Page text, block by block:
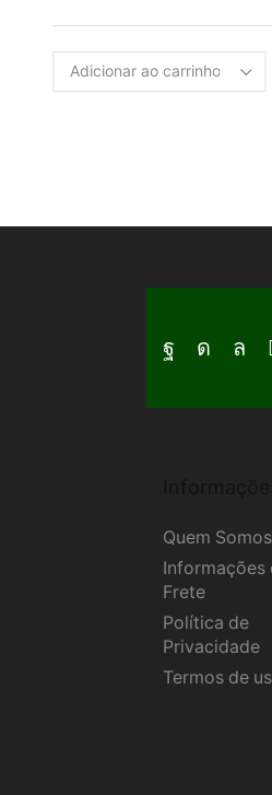
Facebook
Quem Somos
Informações
Frete
Política de
Privacidade
Termos de